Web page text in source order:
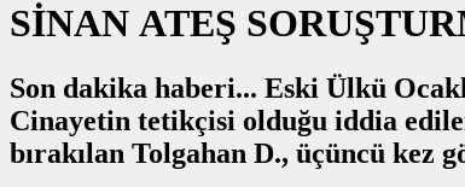
SİNAN ATEŞ
Son dakika haberi... Eski Ülkü
Cinayetin tetikçisi olduğu iddia
bırakılan Tolgahan D., üçüncü kez